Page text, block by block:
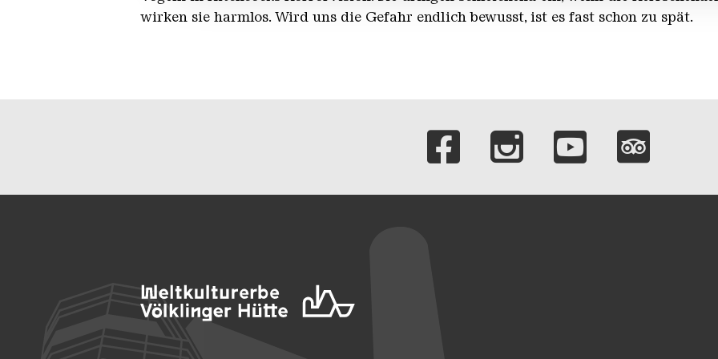
wirken sie harmlos. Wird uns die Gefahr endlich bewusst, ist es fast schon zu spät.
Verlinkungen zu